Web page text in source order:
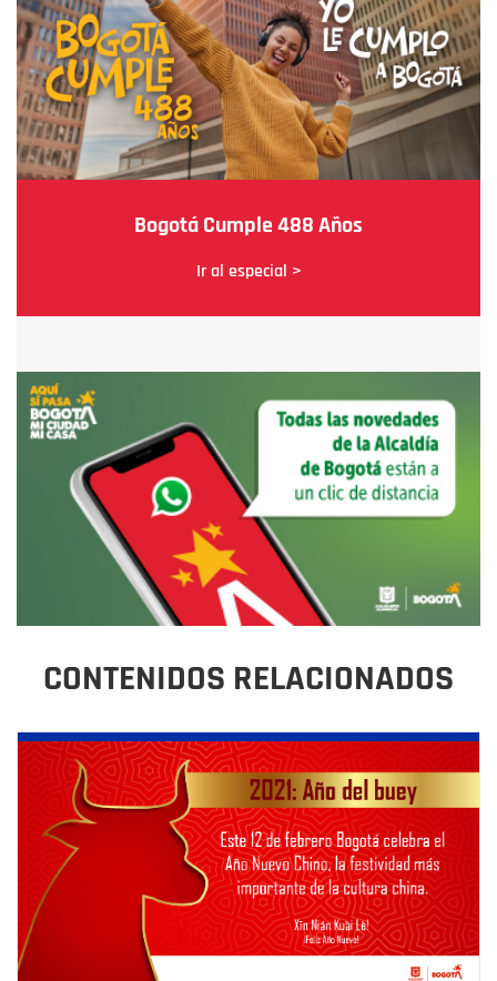
Bogotá Cumple 488 Años
Ir al especial >
CONTENIDOS RELACIONADOS